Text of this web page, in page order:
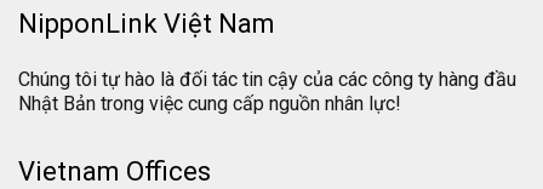
NipponLink Việt Nam
Chúng tôi tự hào là đối tác tin cậy của các công ty hàng đầu
Nhật Bản trong việc cung cấp nguồn nhân lực!
Vietnam Offices